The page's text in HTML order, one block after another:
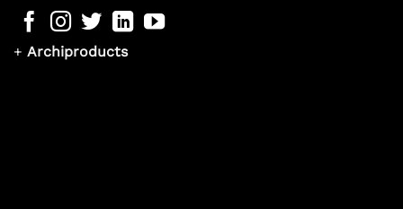
+ Archiproducts